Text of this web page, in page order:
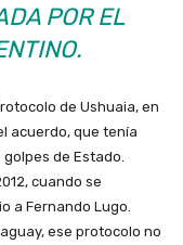
POR EL
de Ushuaia, en
acuerdo, que tenía
de Estado.
cuando se
a Fernando Lugo.
ese protocolo no